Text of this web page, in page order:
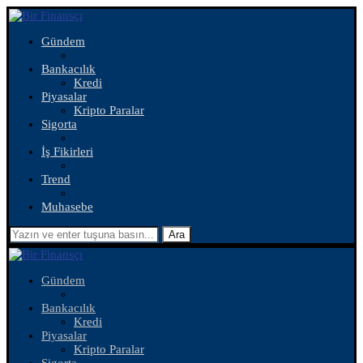
Gündem
Bankacılık
Kredi
Piyasalar
Kripto Paralar
Sigorta
İş Fikirleri
Trend
Muhasebe
Ara
Gündem
Bankacılık
Kredi
Piyasalar
Kripto Paralar